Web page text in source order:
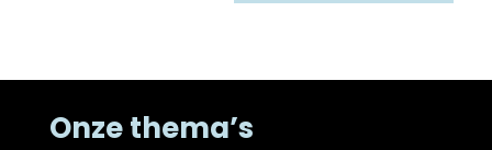
Onze thema’s